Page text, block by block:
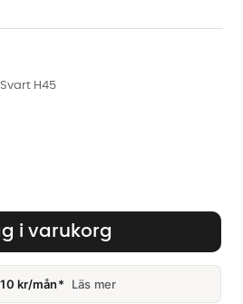
H45
i varukorg
kr/mån* Läs mer